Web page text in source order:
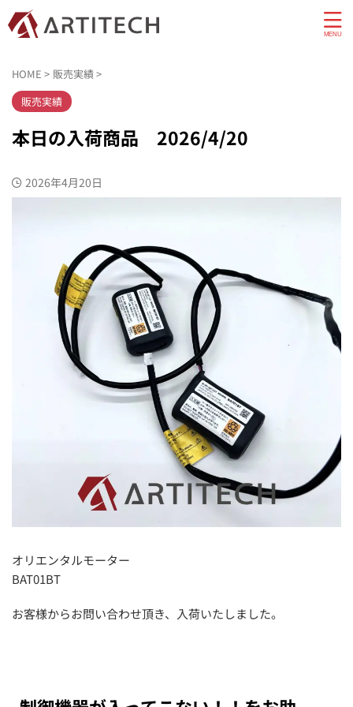
HOME > 販売実績>
販売実績
本日の入荷商品 2026/4/20
2026年4月20日
オリエンタルモーター
BAT01BT
お客様からお問い合わせ頂き、入荷いたしました。